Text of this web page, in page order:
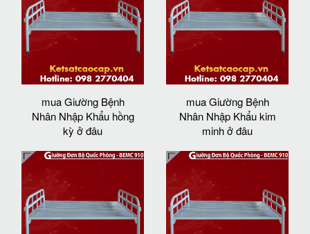
mua Giường Bệnh
Nhân Nhập Khẩu hồng
kỳ ở đâu
mua Giường Bệnh
Nhân Nhập Khẩu kim
minh ở đâu